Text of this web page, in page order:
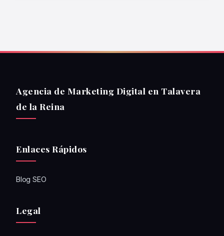
Agencia de Marketing Digital en Talavera
de la Reina
Enlaces Rápidos
Blog SEO
Legal